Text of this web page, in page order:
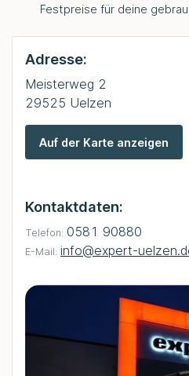
Festpreise für deine
Adresse:
Meisterweg 2
29525 Uelzen
Auf der Karte anzeigen
Kontaktdaten:
Telefon: 0581 90880
E-Mail: info@expert-